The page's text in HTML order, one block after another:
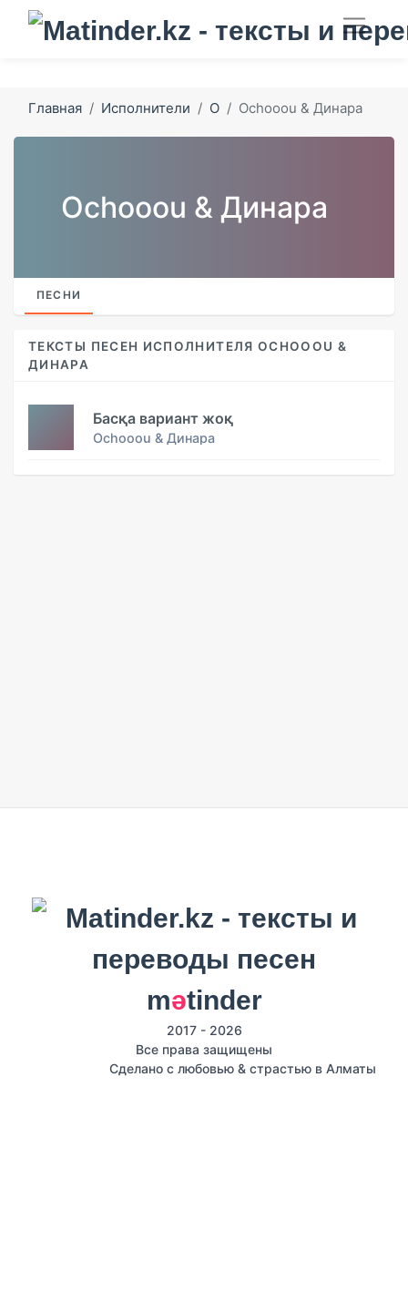
Главная Исполнители O Ochooou & Динара
Ochooou & Динара
ПЕСНИ
ТЕКСТЫ ПЕСЕН ИСПОЛНИТЕЛЯ OCHOOOU &
ДИНАРА
Басқа вариант жоқ
Ochooou & Динара
mәtinder
2017 - 2026
Все права защищены
Сделано с любовью & страстью в Алматы